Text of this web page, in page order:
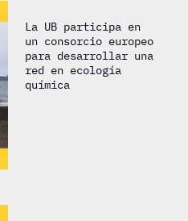
La UB participa en
un consorcio europeo
para desarrollar una
red en ecología
química